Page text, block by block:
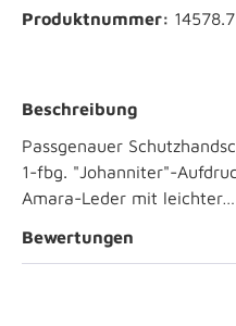
Produktnummer: 14578.7
Beschreibung
Passgenauer
1-fbg. "Johanniter"-
Amara-Leder mit leichter…
Bewertungen